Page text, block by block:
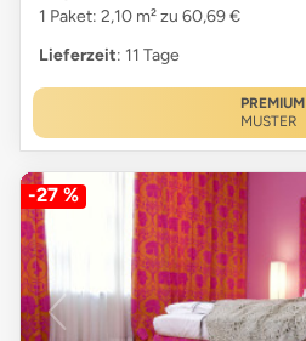
1 Paket: 2,10 m² zu 60,69 €
Lieferzeit: 11 Tage
PREMIUM
MUSTER
-27 %